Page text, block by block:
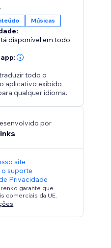
Músicas
disponível em todo
todo o
aplicativo exibido
qualquer idioma.
por
site
suporte
Privacidade
garante que
comerciais da UE.